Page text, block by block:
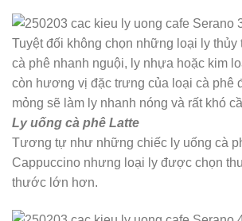
Tuyệt đối không chọn những loại ly thủy
cà phê nhanh nguội, ly nhựa hoặc kim
còn hương vị đặc trưng của loại cà phê
mỏng sẽ làm ly nhanh nóng và rất khó
Ly uống cà phê Latte
Tương tự như những chiếc ly uống cà
Cappuccino nhưng loại ly được chọn
thước lớn hơn.